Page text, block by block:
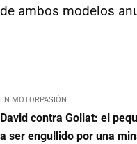
ambos modelos
EN MOTORPASIÓN
David contra Goliat: el
a ser engullido por una